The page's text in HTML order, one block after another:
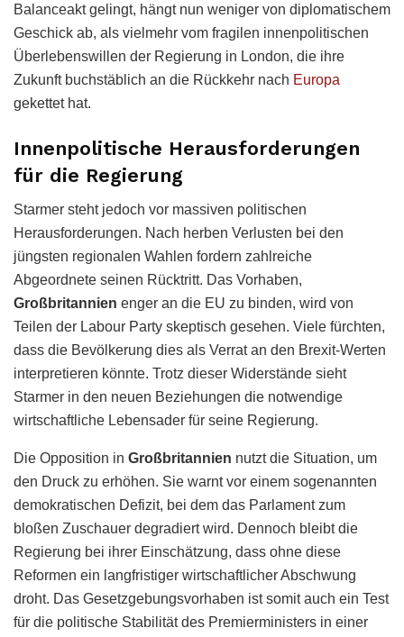
Balanceakt gelingt, hängt nun weniger von diplomatischem
Geschick ab, als vielmehr vom fragilen innenpolitischen
Überlebenswillen der Regierung in London, die ihre
Zukunft buchstäblich an die Rückkehr nach Europa
gekettet hat.
Innenpolitische Herausforderungen
für die Regierung
Starmer steht jedoch vor massiven politischen
Herausforderungen. Nach herben Verlusten bei den
jüngsten regionalen Wahlen fordern zahlreiche
Abgeordnete seinen Rücktritt. Das Vorhaben,
Großbritannien enger an die EU zu binden, wird von
Teilen der Labour Party skeptisch gesehen. Viele fürchten,
dass die Bevölkerung dies als Verrat an den Brexit-Werten
interpretieren könnte. Trotz dieser Widerstände sieht
Starmer in den neuen Beziehungen die notwendige
wirtschaftliche Lebensader für seine Regierung.
Die Opposition in Großbritannien nutzt die Situation, um
den Druck zu erhöhen. Sie warnt vor einem sogenannten
demokratischen Defizit, bei dem das Parlament zum
bloßen Zuschauer degradiert wird. Dennoch bleibt die
Regierung bei ihrer Einschätzung, dass ohne diese
Reformen ein langfristiger wirtschaftlicher Abschwung
droht. Das Gesetzgebungsvorhaben ist somit auch ein Test
für die politische Stabilität des Premierministers in einer